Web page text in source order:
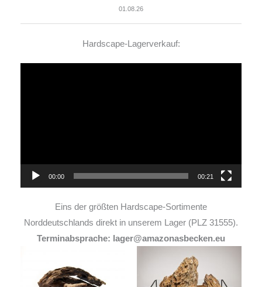
01.08.26
Hardscape-Lagerverkauf:
00:00 00:21
Eins der größten Hardscape-Sortimente
Norddeutschlands direkt in unserem Lager (PLZ 31555).
Terminabsprache: lager@amazonasbecken.eu